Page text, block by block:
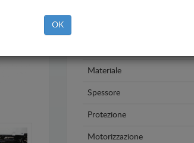
Materiale
Spessore
Protezione
Motorizzazione
OK